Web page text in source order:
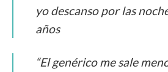
yo descanso por las
años
“El genérico me sale